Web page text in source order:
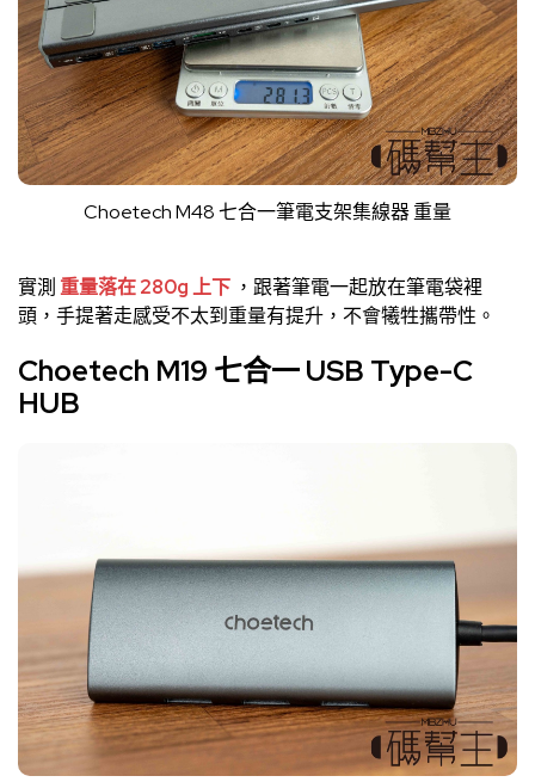
Choetech M48 七合一筆電支架集線器 重量
實測 重量落在 280g 上下 ，跟著筆電一起放在筆電袋裡
頭，手提著走感受不太到重量有提升，不會犧牲攜帶性。
Choetech M19 七合一 USB Type-C
HUB